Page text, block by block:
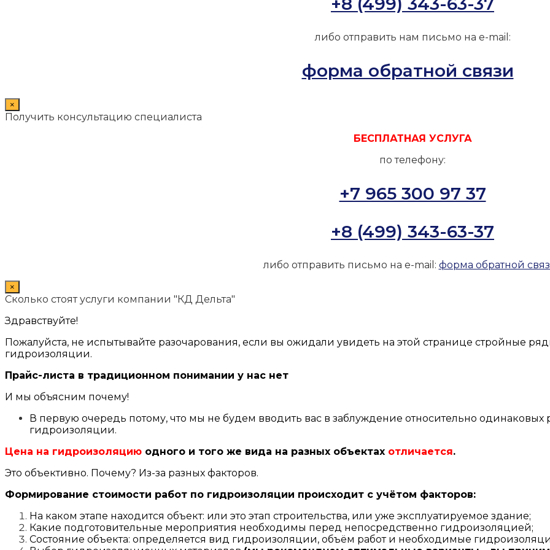
либо отправить нам письмо на e-mail:
форма обратной связи
×
Получить консультацию специалиста
БЕСПЛАТНАЯ УСЛУГА
по телефону:
+7 965 300 97 37
+8 (499) 343-63-37
либо отправить письмо на e-mail: форма обратной
×
Сколько стоят услуги компании "КД Дельта"
Здравствуйте!
Пожалуйста, не испытывайте разочарования, если вы ожидали увидеть на этой странице стройные
гидроизоляции.
Прайс-листа в традиционном понимании у нас нет
И мы объясним почему!
В первую очередь потому, что мы не будем вводить вас в заблуждение относительно одинаковых
гидроизоляции.
Цена на гидроизоляцию одного и того же вида на разных объектах отличается.
Это объективно. Почему? Из-за разных факторов.
Формирование стоимости работ по гидроизоляции происходит с учётом факторов:
На каком этапе находится объект: или это этап строительства, или уже эксплуатируемое здание;
Какие подготовительные мероприятия необходимы перед непосредственно гидроизоляцией;
Состояние объекта: определяется вид гидроизоляции, объём работ и необходимые